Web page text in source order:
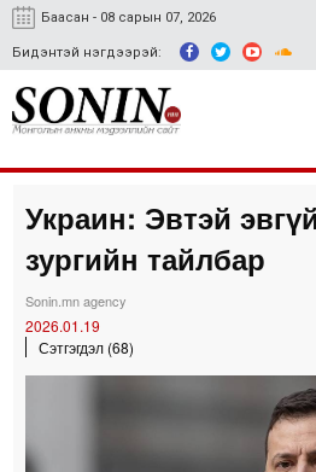
Баасан - 08 сарын 07, 2026
Бидэнтэй нэгдээрэй:
Улс төр, эдийн
Гэмт хэрэг
Спорт
Easy news
Украин: Эвтэй
зургийн тайлбар
Sonin.mn agency
2026.01.19
Сэтгэгдэл (68)